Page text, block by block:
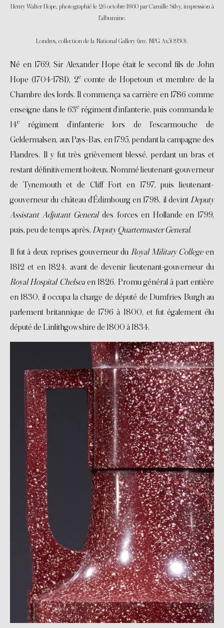
Henry Walter Hope, photographié le 26 octobre 1860 par Camille Silvy, impression à
l’albumine.
Londres, collection de la National Gallery (inv. NPG Ax50930).
Né en 1769, Sir Alexander Hope était le second fils de John
Hope (1704-1781), 2ecomte de Hopetoun et membre de la
Chambre des lords. Il commença sa carrière en 1786 comme
enseigne dans le 63erégiment d’infanterie, puis commanda le
14e
régiment d’infanterie lors de l’escarmouche de
Geldermalsen, aux Pays-Bas, en 1795, pendant la campagne des
Flandres. Il y fut très grièvement blessé, perdant un bras et
restant définitivement boiteux. Nommé lieutenant-gouverneur
de Tynemouth et de Cliff Fort en 1797, puis lieutenant-
gouverneur du château d’Édimbourg en 1798, il devint Deputy
Assistant Adjutant Generaldes forces en Hollande en 1799,
puis, peu de temps après, Deputy Quartermaster General.
Il fut à deux reprises gouverneur du Royal Military Collegeen
1812 et en 1824, avant de devenir lieutenant-gouverneur du
Royal Hospital Chelseaen 1826. Promu général à part entière
en 1830, il occupa la charge de député de Dumfries Burgh au
parlement britannique de 1796 à 1800, et fut également élu
député de Linlithgowshire de 1800 à 1834.